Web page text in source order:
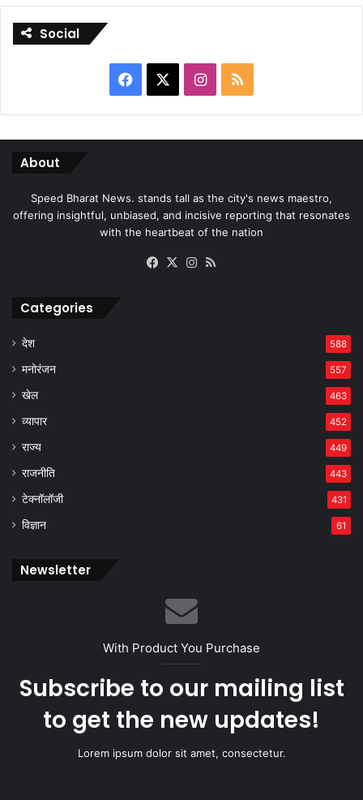
Social
Facebook Instagram
RSS
About
Speed Bharat News. stands tall as the city's news maestro,
offering insightful, unbiased, and incisive reporting that resonates
with the heartbeat of the nation
Facebook
X Instagram
Categories
देश 588
मनोरंजन 557
खेल 463
व्यापार 452
राज्य 449
राजनीति 443
टेक्नॉलॉजी 431
विज्ञान 61
Newsletter
With Product You Purchase
Subscribe to our mailing list
to get the new updates!
Lorem ipsum dolor sit amet, consectetur.